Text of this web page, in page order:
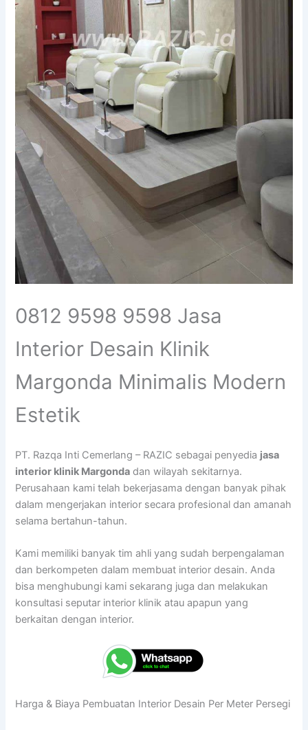
0812 9598 9598 Jasa
Interior Desain Klinik
Margonda Minimalis Modern
Estetik
PT. Razqa Inti Cemerlang – RAZIC sebagai penyedia jasa
interior klinik Margonda dan wilayah sekitarnya.
Perusahaan kami telah bekerjasama dengan banyak pihak
dalam mengerjakan interior secara profesional dan amanah
selama bertahun-tahun.
Kami memiliki banyak tim ahli yang sudah berpengalaman
dan berkompeten dalam membuat interior desain. Anda
bisa menghubungi kami sekarang juga dan melakukan
konsultasi seputar interior klinik atau apapun yang
berkaitan dengan interior.
Harga & Biaya Pembuatan Interior Desain Per Meter Persegi